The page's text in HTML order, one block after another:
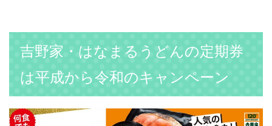
吉野家・はなまるうどんの定期券
は平成から令和のキャンペーン